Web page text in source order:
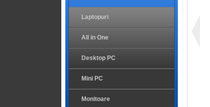
Laptopuri
All in One
Desktop PC
Mini PC
Monitoare